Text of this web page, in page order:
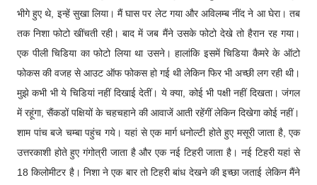
भीगे हुए थे, इन्हें सुखा लिया। मैं घास पर लेट गया और अविलम्ब नींद ने आ घेरा। तब
तक निशा फोटो खींचती रही। बाद में जब मैंने उसके फोटो देखे तो हैरान रह गया।
एक पीली चिडिया का फोटो लिया था उसने। हालांकि इसमें चिडिया कैमरे के ऑटो
फोकस की वजह से आउट ऑफ फोकस हो गई थी लेकिन फिर भी अच्छी लग रही थी।
मुझे कभी भी ये चिडियां नहीं दिखाई देतीं। ये क्या, कोई भी पक्षी नहीं दिखता। जंगल
में रहूंगा, सैंकडों पक्षियों के चहचहाने की आवाजें आती रहेंगीं लेकिन दिखेगा कोई नहीं।
शाम पांच बजे चम्बा पहुंच गये। यहां से एक मार्ग धनोल्टी होते हुए मसूरी जाता है, एक
उत्तरकाशी होते हुए गंगोत्री जाता है और एक नई टिहरी जाता है। नई टिहरी यहां से
18 किलोमीटर है। निशा ने एक बार तो टिहरी बांध देखने की इच्छा जताई लेकिन मैंने